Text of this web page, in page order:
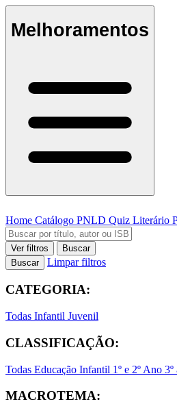
Melhoramentos
Home Catálogo PNLD Quiz Literário
Ver filtros
Buscar
Buscar
Limpar filtros
CATEGORIA:
Todas Infantil Juvenil
CLASSIFICAÇÃO:
Todas Educação Infantil 1º e 2º Ano 3º
MACROTEMA: